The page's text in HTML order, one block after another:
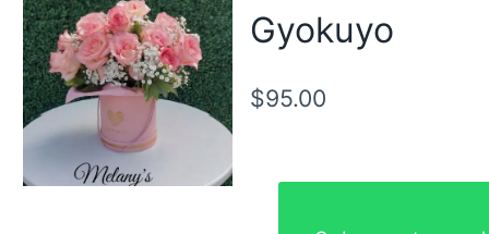
Gyokuyo
$95.00